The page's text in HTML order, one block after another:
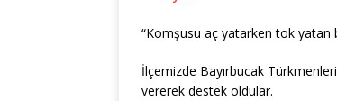
“Komşusu aç yatarken tok yatan
İlçemizde Bayırbucak
vererek destek oldular.